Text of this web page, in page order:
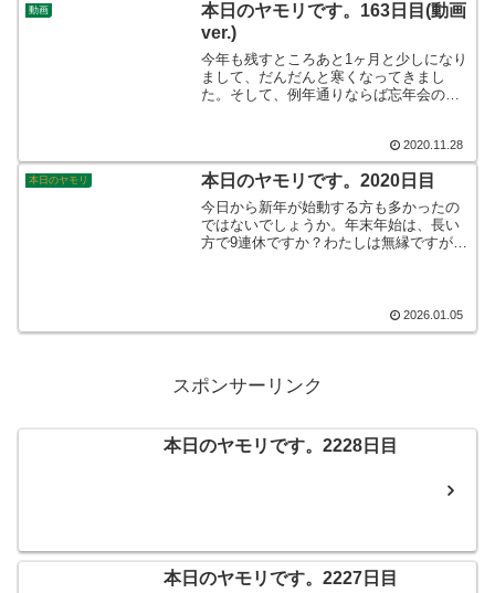
動画
本日のヤモリです。163日目(動画
ver.)
今年も残すところあと1ヶ月と少しになり
まして、だんだんと寒くなってきまし
た。そして、例年通りならば忘年会のシ
今年はやはり感染症の影響が色濃く残っ
て、それどころではないようです。
2020.11.28
本日のヤモリ 本日のヤモリです。2020日目
今日から新年が始動する方も多かったの
ではないでしょうか。年末年始は、長い
方で9連休ですか？わたしは無縁ですが、
いてもらいたいものです。そんなこんな
で、本日のヤモリです。
2026.01.05
スポンサーリンク
本日のヤモリです。2228日目
本日のヤモリです。2227日目